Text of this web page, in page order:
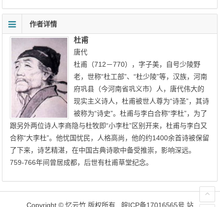
作者详情
杜甫
唐代
杜甫（712－770），字子美，自号少陵野
老，世称“杜工部”、“杜少陵”等，汉族，河南
府巩县（今河南省巩义市）人，唐代伟大的
现实主义诗人，杜甫被世人尊为“诗圣”，其诗
被称为“诗史”。杜甫与李白合称“李杜”，为了
跟另外两位诗人李商隐与杜牧即“小李杜”区别开来，杜甫与李白又
合称“大李杜”。他忧国忧民，人格高尚，他的约1400余首诗被保留
了下来，诗艺精湛，在中国古典诗歌中备受推崇，影响深远。
759-766年间曾居成都，后世有杜甫草堂纪念。
Copyright © 忆云竹 版权所有. 皖ICP备17016565号 站